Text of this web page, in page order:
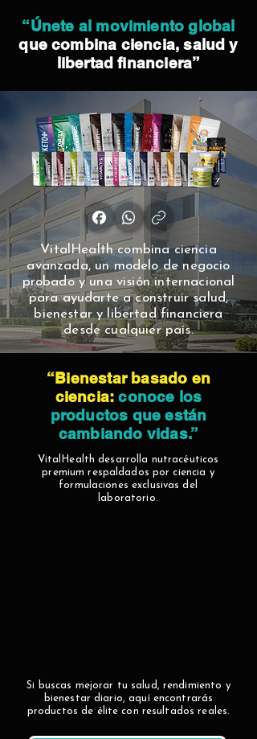
“Únete al movimiento global
que combina ciencia, salud y
libertad financiera”
VitalHealth combina ciencia
avanzada, un modelo de negocio
probado y una visión internacional
para ayudarte a construir salud,
bienestar y libertad financiera
desde cualquier país.
“Bienestar basado en
ciencia: conoce los
productos que están
cambiando vidas.”
VitalHealth desarrolla nutracéuticos
premium respaldados por ciencia y
formulaciones exclusivas del
laboratorio.
Si buscas mejorar tu salud, rendimiento y
bienestar diario, aquí encontrarás
productos de élite con resultados reales.